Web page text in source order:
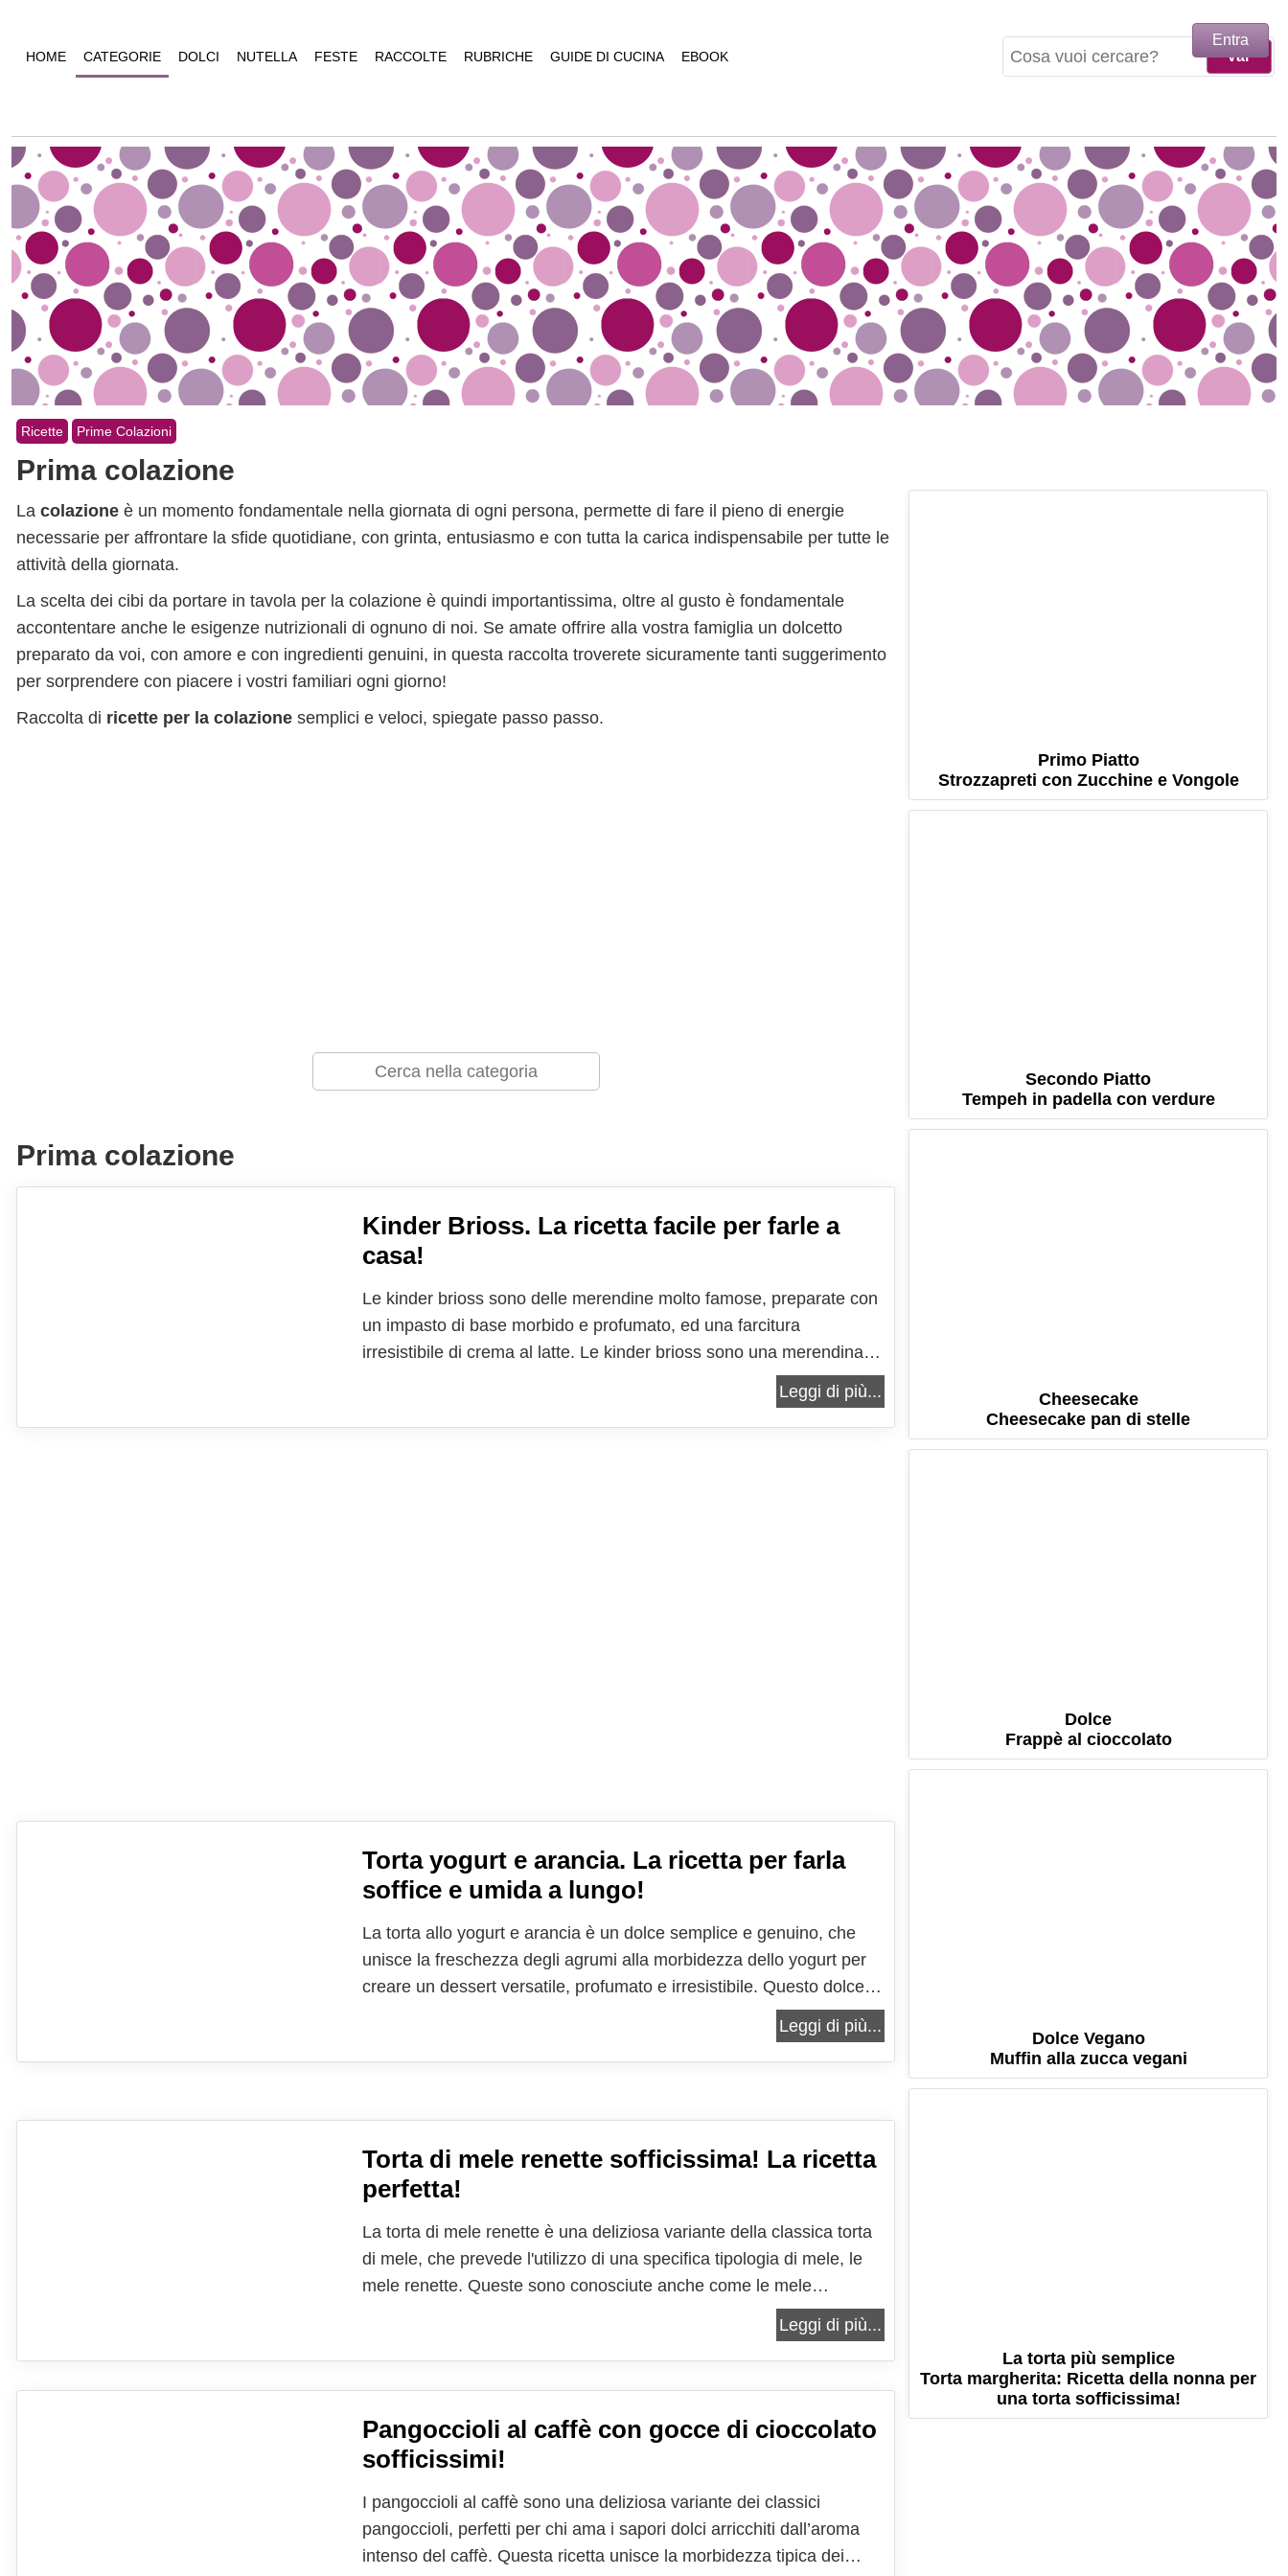
HOME CATEGORIE DOLCI NUTELLA FESTE RACCOLTE RUBRICHE GUIDE DI CUCINA EBOOK
Ricette Prime Colazioni
Prima colazione
La colazione è un momento fondamentale nella giornata di ogni persona, permette di fare il pieno di energie
necessarie per affrontare la sfide quotidiane, con grinta, entusiasmo e con tutta la carica indispensabile per tutte le
attività della giornata.
La scelta dei cibi da portare in tavola per la colazione è quindi importantissima, oltre al gusto è fondamentale
accontentare anche le esigenze nutrizionali di ognuno di noi. Se amate offrire alla vostra famiglia un dolcetto
preparato da voi, con amore e con ingredienti genuini, in questa raccolta troverete sicuramente tanti suggerimento
per sorprendere con piacere i vostri familiari ogni giorno!
Raccolta di ricette per la colazione semplici e veloci, spiegate passo passo.
Prima colazione
Kinder Brioss. La ricetta facile per farle a
casa!
Le kinder brioss sono delle merendine molto famose, preparate con
un impasto di base morbido e profumato, ed una farcitura
irresistibile di crema al latte. Le kinder brioss sono una merendina
molto conosciuta tra i bambini, prodotta da una grande industria, se
volete provare a sperimentare le vostre kinder brioss...
Leggi di più...
Torta yogurt e arancia. La ricetta per farla
soffice e umida a lungo!
La torta allo yogurt e arancia è un dolce semplice e genuino, che
unisce la freschezza degli agrumi alla morbidezza dello yogurt per
creare un dessert versatile, profumato e irresistibile. Questo dolce è
apprezzato per la sua consistenza soffice e il suo sapore
delicatamente agrumato, ideale per accompagnare la...
Leggi di più...
Torta di mele renette sofficissima! La ricetta
perfetta!
La torta di mele renette è una deliziosa variante della classica torta
di mele, che prevede l'utilizzo di una specifica tipologia di mele, le
mele renette. Queste sono conosciute anche come le mele
tradizionali per la preparazione dei dolci, forse ancor più che per il
Leggi di più...
Pangoccioli al caffè con gocce di cioccolato
sofficissimi!
I pangoccioli al caffè sono una deliziosa variante dei classici
pangoccioli, perfetti per chi ama i sapori dolci arricchiti dall’aroma
intenso del caffè. Questa ricetta unisce la morbidezza tipica dei
Primo Piatto
Strozzapreti con Zucchine e Vongole
Secondo Piatto
Tempeh in padella con verdure
Cheesecake
Cheesecake pan di stelle
Dolce
Frappè al cioccolato
Dolce Vegano
Muffin alla zucca vegani
La torta più semplice
Torta margherita: Ricetta della nonna per
una torta sofficissima!
Entra